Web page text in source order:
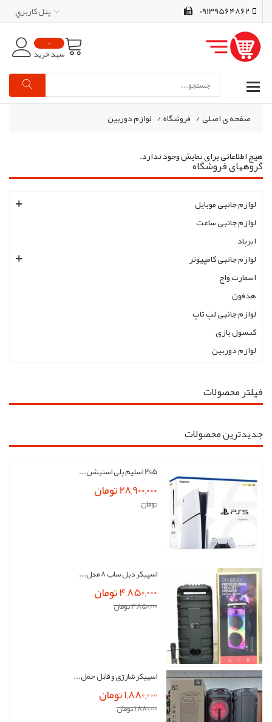
09139564862 پنل کاربري
0
سبد خرید
صفحه ی اصلی/ فروشگاه/ لوازم دوربین
گروههای فروشگاه
لوازم جانبی موبایل
لوازم جانبی ساعت
ایرپاد
لوازم جانبی کامپیوتر
اسمارت واچ
هدفون
لوازم جانبی لپ تاپ
کنسول بازی
لوازم دوربین
فیلتر محصولات
جدیدترین محصولات
Ps5 اسلیم پلی استیشن...
28,900,000 تومان
تومان
اسپیکر دبل ساب 8 مدل...
4,850,000 تومان
4,850,000 تومان
اسپیکر شارژی و قابل حمل...
1,880,000 تومان
1,880,000 تومان
هیچ اطلاعاتی برای نمایش وجود ندارد.